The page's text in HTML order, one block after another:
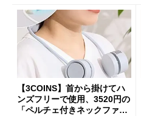
【3COINS】首から掛けてハ
ンズフリーで使用、3520円の
「ペルチェ付きネックファ